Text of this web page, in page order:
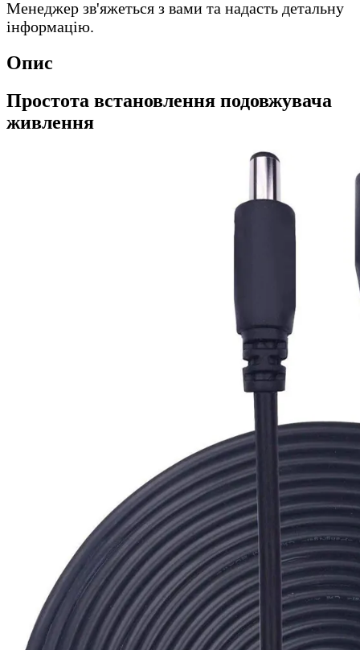
Менеджер зв'яжеться з вами та надасть детальну
інформацію.
Опис
Простота встановлення подовжувача
живлення